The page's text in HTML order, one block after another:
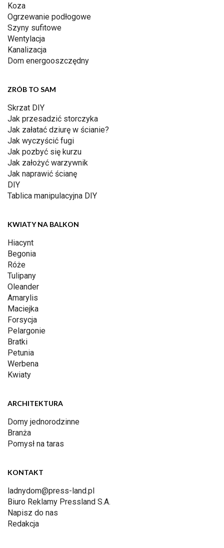
Koza
Ogrzewanie podłogowe
Szyny sufitowe
Wentylacja
Kanalizacja
Dom energooszczędny
ZRÓB TO SAM
Skrzat DIY
Jak przesadzić storczyka
Jak załatać dziurę w ścianie?
Jak wyczyścić fugi
Jak pozbyć się kurzu
Jak założyć warzywnik
Jak naprawić ścianę
DIY
Tablica manipulacyjna DIY
KWIATY NA BALKON
Hiacynt
Begonia
Róże
Tulipany
Oleander
Amarylis
Maciejka
Forsycja
Pelargonie
Bratki
Petunia
Werbena
Kwiaty
ARCHITEKTURA
Domy jednorodzinne
Branża
Pomysł na taras
KONTAKT
ladnydom@press-land.pl
Biuro Reklamy Pressland S.A.
Napisz do nas
Redakcja